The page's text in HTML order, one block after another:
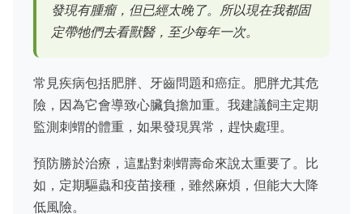
發現有腫瘤，但已經太晚了。所以現在我都固
定帶牠們去看獸醫，至少每年一次。
常見疾病包括肥胖、牙齒問題和癌症。肥胖尤其危
險，因為它會導致心臟負擔加重。我建議飼主定期
監測刺蝟的體重，如果發現異常，趕快處理。
預防勝於治療，這點對刺蝟壽命來說太重要了。比
如，定期驅蟲和疫苗接種，雖然麻煩，但能大大降
低風險。